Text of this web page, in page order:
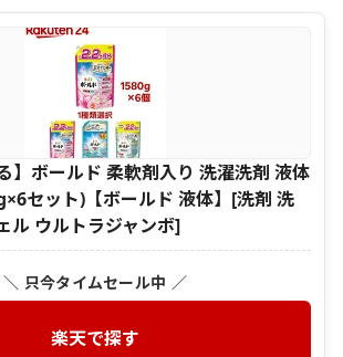
】ボールド 柔軟剤入り 洗濯洗剤 液体
セット)【ボールド 液体】[洗剤 洗
ル ウルトラジャンボ]
＼ 只今タイムセール中 ／
楽天で探す